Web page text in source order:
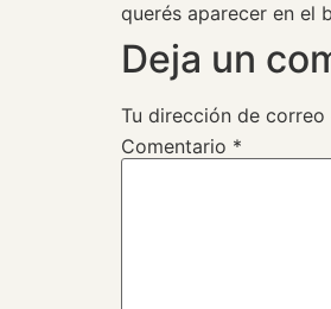
querés aparecer en el
Deja un
Tu dirección de
Comentario *